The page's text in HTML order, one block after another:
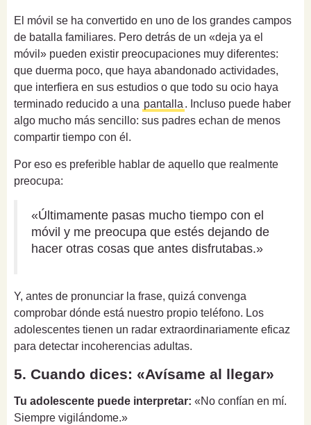
El móvil se ha convertido en uno de los grandes campos
de batalla familiares. Pero detrás de un «deja ya el
móvil» pueden existir preocupaciones muy diferentes:
que duerma poco, que haya abandonado actividades,
que interfiera en sus estudios o que todo su ocio haya
terminado reducido a una pantalla . Incluso puede haber
algo mucho más sencillo: sus padres echan de menos
compartir tiempo con él.
Por eso es preferible hablar de aquello que realmente
preocupa:
«Últimamente pasas mucho tiempo con el
móvil y me preocupa que estés dejando de
hacer otras cosas que antes disfrutabas.»
Y, antes de pronunciar la frase, quizá convenga
comprobar dónde está nuestro propio teléfono. Los
adolescentes tienen un radar extraordinariamente eficaz
para detectar incoherencias adultas.
5. Cuando dices: «Avísame al llegar»
Tu adolescente puede interpretar: «No confían en mí.
Siempre vigilándome.»